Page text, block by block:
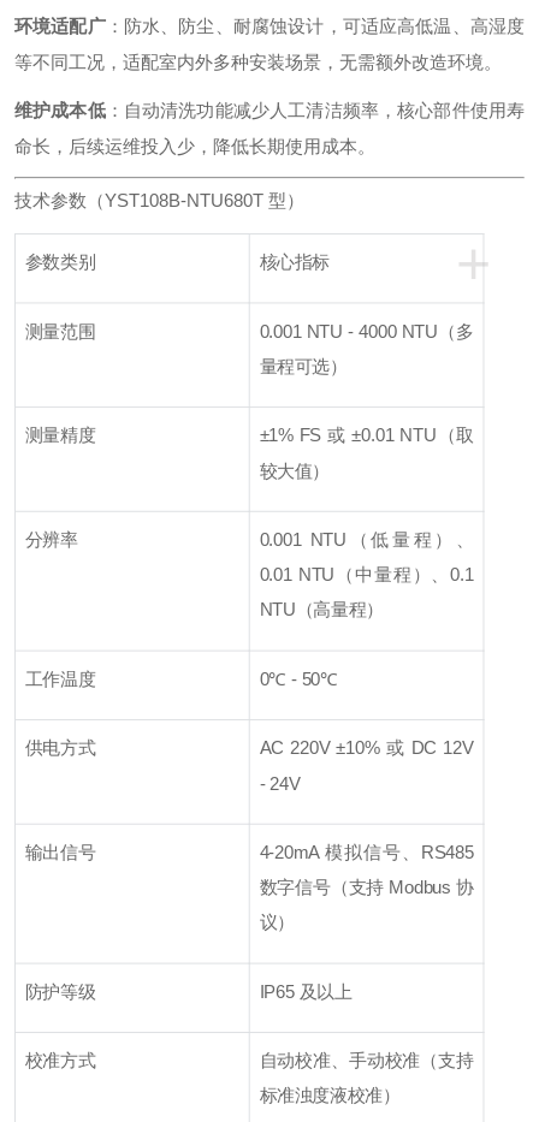
环境适配广：防水、防尘、耐腐蚀设计，可适应高低温、高湿度
等不同工况，适配室内外多种安装场景，无需额外改造环境。
维护成本低：自动清洗功能减少人工清洁频率，核心部件使用寿
命长，后续运维投入少，降低长期使用成本。
技术参数（YST108B-NTU680T 型）
+
参数类别 核心指标
测量范围
0.001 NTU - 4000 NTU（多
量程可选）
测量精度
±1% FS 或 ±0.01 NTU（取
较大值）
分辨率
0.001 NTU（低量程）、
0.01 NTU（中量程）、0.1
NTU（高量程）
工作温度 0℃ - 50℃
供电方式
AC 220V ±10% 或 DC 12V
- 24V
输出信号
4-20mA 模拟信号、RS485
数字信号（支持 Modbus 协
议）
防护等级 IP65 及以上
校准方式
自动校准、手动校准（支持
标准浊度液校准）